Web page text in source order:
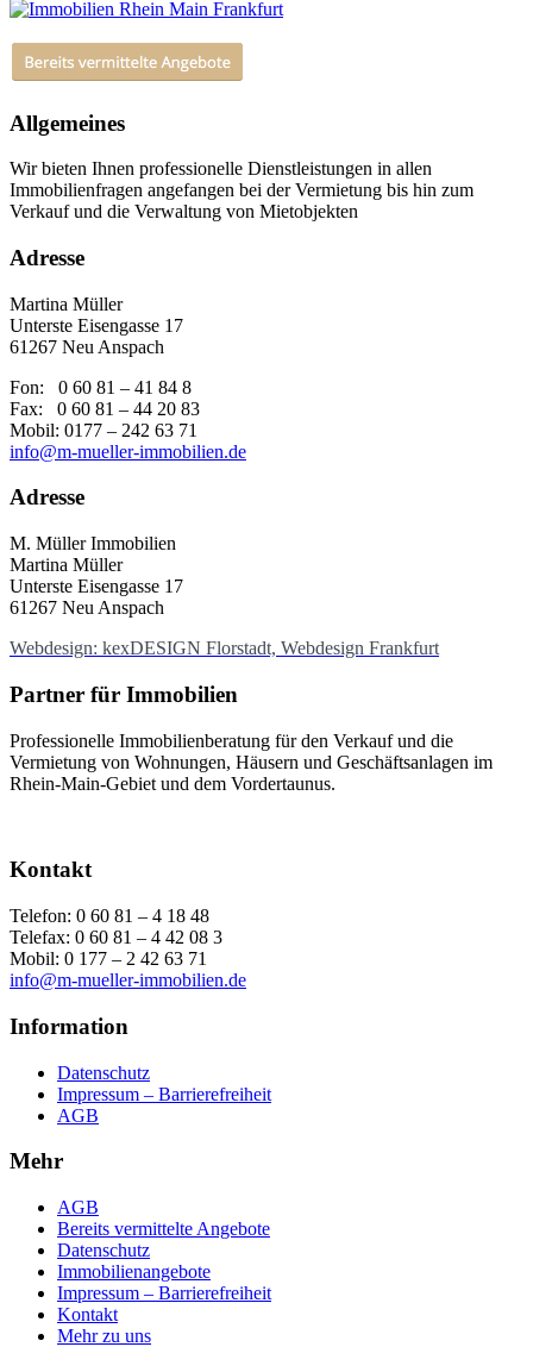
Allgemeines
Wir bieten Ihnen professionelle Dienstleistungen in allen
Immobilienfragen angefangen bei der Vermietung bis hin zum
Verkauf und die Verwaltung von Mietobjekten
Adresse
Martina Müller
Unterste Eisengasse 17
61267 Neu Anspach
Fon: 0 60 81 – 41 84 8
Fax: 0 60 81 – 44 20 83
Mobil: 0177 – 242 63 71
info@m-mueller-immobilien.de
Adresse
M. Müller Immobilien
Martina Müller
Unterste Eisengasse 17
61267 Neu Anspach
Webdesign: kexDESIGN Florstadt, Webdesign Frankfurt
Partner für Immobilien
Professionelle Immobilienberatung für den Verkauf und die
Vermietung von Wohnungen, Häusern und Geschäftsanlagen im
Rhein-Main-Gebiet und dem Vordertaunus.
Kontakt
Telefon: 0 60 81 – 4 18 48
Telefax: 0 60 81 – 4 42 08 3
Mobil: 0 177 – 2 42 63 71
info@m-mueller-immobilien.de
Information
Datenschutz
Impressum – Barrierefreiheit
AGB
Mehr
AGB
Bereits vermittelte Angebote
Datenschutz
Immobilienangebote
Impressum – Barrierefreiheit
Kontakt
Mehr zu uns